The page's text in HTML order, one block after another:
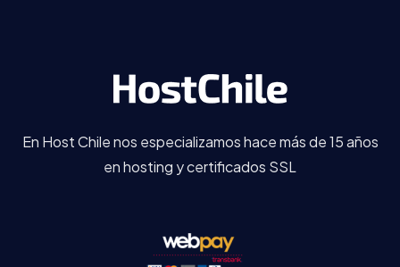
En Host Chile nos especializamos hace más de 15 años
en hosting y certificados SSL